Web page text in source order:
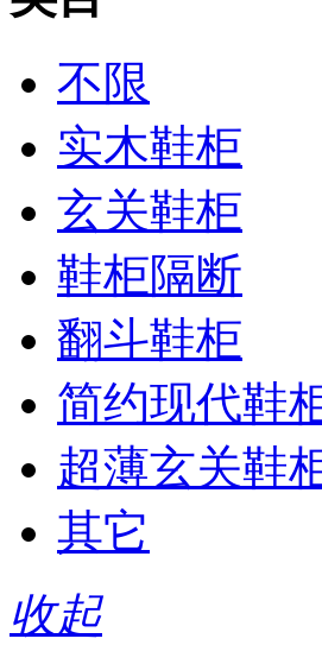
不限
实木鞋柜
玄关鞋柜
鞋柜隔断
翻斗鞋柜
简约现代鞋
超薄玄关鞋
其它
收起